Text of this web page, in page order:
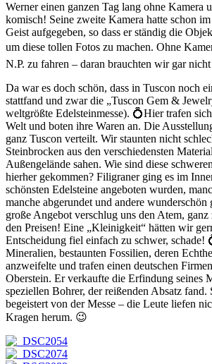
Werner einen ganzen Tag lang ohne Kamera
komisch! Seine zweite Kamera hatte schon
Geist aufgegeben, so dass er ständig die
um diese tollen Fotos zu machen. Ohne
N.P. zu fahren – daran brauchten wir gar
Da war es doch schön, dass in Tuscon noch
stattfand und zwar die „Tuscon Gem &
weltgrößte Edelsteinmesse). 💍Hier trafen
Welt und boten ihre Waren an. Die
ganz Tuscon verteilt. Wir staunten nicht
Steinbrocken aus den verschiedensten
Außengelände sahen. Wie sind diese
hierher gekommen? Filigraner ging es im
schönsten Edelsteine angeboten wurden,
manche abgerundet und andere
große Angebot verschlug uns den Atem,
den Preisen! Eine „Kleinigkeit“ hätten wir
Entscheidung fiel einfach zu schwer, schade!
Mineralien, bestaunten Fossilien, deren
anzweifelte und trafen einen deutschen
Oberstein. Er verkaufte die Erfindung seines
speziellen Bohrer, der reißenden Absatz fand.
begeistert von der Messe – die Leute liefen
Kragen herum. 😉